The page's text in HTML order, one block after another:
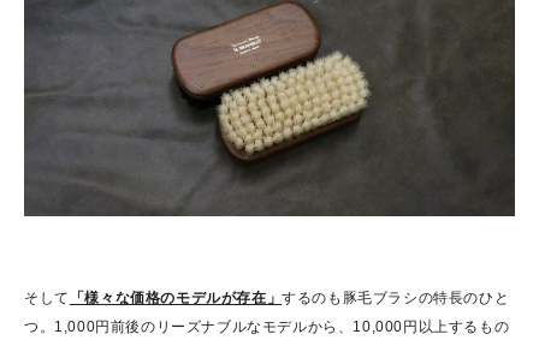
そして 「様々な価格のモデルが存在」するのも豚毛ブラシの特長のひと
つ。1,000円前後のリーズナブルなモデルから、10,000円以上するもの